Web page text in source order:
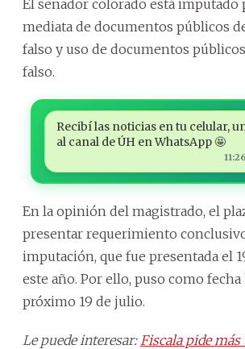
El senador colorado está imputado
mediata de documentos públicos
falso y uso de documentos
falso.
Recibí las noticias en tu celular,
al canal de ÚH en WhatsApp 🤩
11:26
En la opinión del magistrado, el
presentar requerimiento
imputación, que fue presentada el
este año. Por ello, puso como
próximo 19 de julio.
Le puede interesar: Fiscala pide